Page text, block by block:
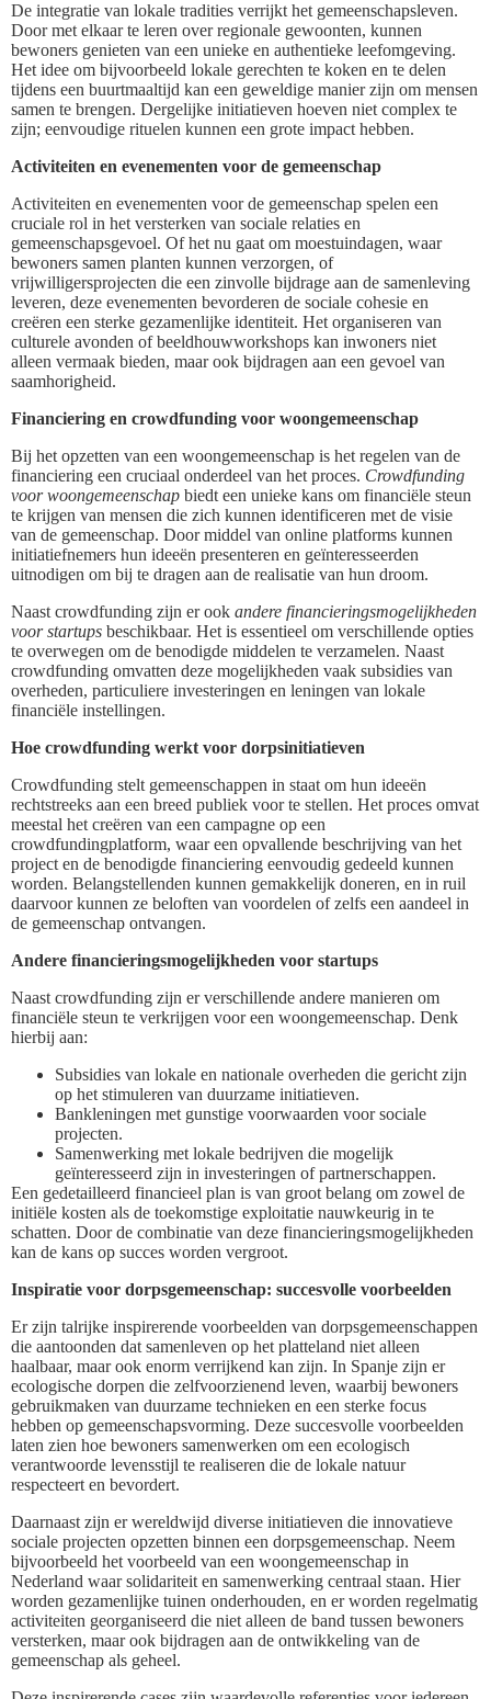
De integratie van lokale tradities verrijkt het gemeenschapsleven.
Door met elkaar te leren over regionale gewoonten, kunnen
bewoners genieten van een unieke en authentieke leefomgeving.
Het idee om bijvoorbeeld lokale gerechten te koken en te delen
tijdens een buurtmaaltijd kan een geweldige manier zijn om mensen
samen te brengen. Dergelijke initiatieven hoeven niet complex te
zijn; eenvoudige rituelen kunnen een grote impact hebben.
Activiteiten en evenementen voor de gemeenschap
Activiteiten en evenementen voor de gemeenschap spelen een
cruciale rol in het versterken van sociale relaties en
gemeenschapsgevoel. Of het nu gaat om moestuindagen, waar
bewoners samen planten kunnen verzorgen, of
vrijwilligersprojecten die een zinvolle bijdrage aan de samenleving
leveren, deze evenementen bevorderen de sociale cohesie en
creëren een sterke gezamenlijke identiteit. Het organiseren van
culturele avonden of beeldhouwworkshops kan inwoners niet
alleen vermaak bieden, maar ook bijdragen aan een gevoel van
saamhorigheid.
Financiering en crowdfunding voor woongemeenschap
Bij het opzetten van een woongemeenschap is het regelen van de
financiering een cruciaal onderdeel van het proces. Crowdfunding
voor woongemeenschap biedt een unieke kans om financiële steun
te krijgen van mensen die zich kunnen identificeren met de visie
van de gemeenschap. Door middel van online platforms kunnen
initiatiefnemers hun ideeën presenteren en geïnteresseerden
uitnodigen om bij te dragen aan de realisatie van hun droom.
Naast crowdfunding zijn er ook andere financieringsmogelijkheden
voor startups beschikbaar. Het is essentieel om verschillende opties
te overwegen om de benodigde middelen te verzamelen. Naast
crowdfunding omvatten deze mogelijkheden vaak subsidies van
overheden, particuliere investeringen en leningen van lokale
financiële instellingen.
Hoe crowdfunding werkt voor dorpsinitiatieven
Crowdfunding stelt gemeenschappen in staat om hun ideeën
rechtstreeks aan een breed publiek voor te stellen. Het proces omvat
meestal het creëren van een campagne op een
crowdfundingplatform, waar een opvallende beschrijving van het
project en de benodigde financiering eenvoudig gedeeld kunnen
worden. Belangstellenden kunnen gemakkelijk doneren, en in ruil
daarvoor kunnen ze beloften van voordelen of zelfs een aandeel in
de gemeenschap ontvangen.
Andere financieringsmogelijkheden voor startups
Naast crowdfunding zijn er verschillende andere manieren om
financiële steun te verkrijgen voor een woongemeenschap. Denk
hierbij aan:
Subsidies van lokale en nationale overheden die gericht zijn
op het stimuleren van duurzame initiatieven.
Bankleningen met gunstige voorwaarden voor sociale
projecten.
Samenwerking met lokale bedrijven die mogelijk
geïnteresseerd zijn in investeringen of partnerschappen.
Een gedetailleerd financieel plan is van groot belang om zowel de
initiële kosten als de toekomstige exploitatie nauwkeurig in te
schatten. Door de combinatie van deze financieringsmogelijkheden
kan de kans op succes worden vergroot.
Inspiratie voor dorpsgemeenschap: succesvolle voorbeelden
Er zijn talrijke inspirerende voorbeelden van dorpsgemeenschappen
die aantoonden dat samenleven op het platteland niet alleen
haalbaar, maar ook enorm verrijkend kan zijn. In Spanje zijn er
ecologische dorpen die zelfvoorzienend leven, waarbij bewoners
gebruikmaken van duurzame technieken en een sterke focus
hebben op gemeenschapsvorming. Deze succesvolle voorbeelden
laten zien hoe bewoners samenwerken om een ecologisch
verantwoorde levensstijl te realiseren die de lokale natuur
respecteert en bevordert.
Daarnaast zijn er wereldwijd diverse initiatieven die innovatieve
sociale projecten opzetten binnen een dorpsgemeenschap. Neem
bijvoorbeeld het voorbeeld van een woongemeenschap in
Nederland waar solidariteit en samenwerking centraal staan. Hier
worden gezamenlijke tuinen onderhouden, en er worden regelmatig
activiteiten georganiseerd die niet alleen de band tussen bewoners
versterken, maar ook bijdragen aan de ontwikkeling van de
gemeenschap als geheel.